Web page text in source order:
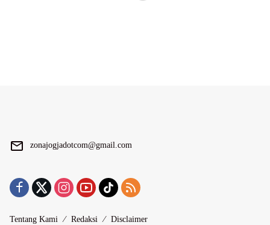
zonajogjadotcom@gmail.com
Tentang Kami Redaksi Disclaimer